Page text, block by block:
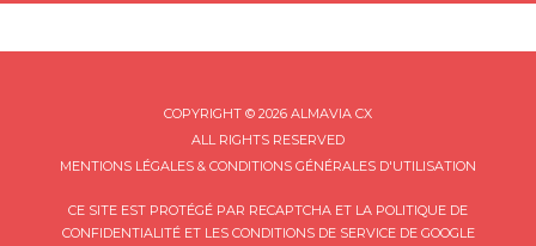
COPYRIGHT © 2026 ALMAVIA CX
ALL RIGHTS RESERVED
MENTIONS LÉGALES & CONDITIONS GÉNÉRALES D'UTILISATION
CE SITE EST PROTÉGÉ PAR RECAPTCHA ET LA POLITIQUE DE
CONFIDENTIALITÉET LES CONDITIONS DE SERVICEDE GOOGLE